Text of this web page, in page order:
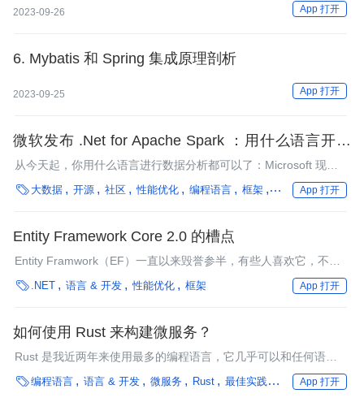
2023-09-26 App 打开
6. Mybatis 和 Spring 集成原理剖析
2023-09-25 App 打开
微软发布 .Net for Apache Spark ：用什么语言开发
大数据都可以
从今天起，你用什么语言进行数据分析都可以了：Microsoft 现已
发布 .NET for Apache® Spark™ 预览版
 大数据 开源 社区 性能优化 编程语言 框架 微服务 实时计算
App 打开
Entity Framework Core 2.0 的槽点
Entity Framwork（EF）一直以来毁誉参半，有些人喜欢它，不过
有些人认为它与NHibernate、LINQ-to-SQL和其他小型ORM框架
相比没有什么优势。EF Core在早期给人们留下糟糕的印象，也一
 .NET 语言 & 开发 性能优化 框架 App 打开
如何使用 Rust 来构建微服务？
Rust 是我近两年来使用最多的编程语言，它几乎可以和任何语言
互操作，同时在 Kubernetes 上运行也非常友好。
编程语言 语言 & 开发 微服务 Rust 最佳实践 框架 App 打开